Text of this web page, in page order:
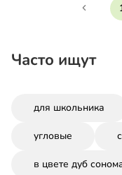
Часто ищут
для школьника
угловые
в цвете дуб